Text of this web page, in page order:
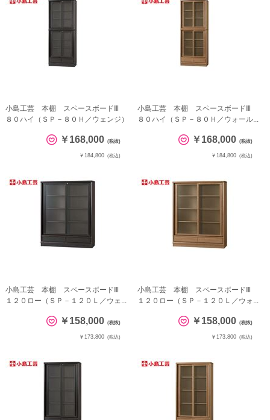
小島工芸 本棚 スペースボードⅢ
８０ハイ（ＳＰ－８０Ｈ／ウェンジ）
￥168,000 (税抜)
￥184,800 (税込)
小島工芸 本棚 スペースボードⅢ
８０ハイ（ＳＰ－８０Ｈ／ウォール...
￥168,000 (税抜)
￥184,800 (税込)
小島工芸 本棚 スペースボードⅢ
１２０ロー（ＳＰ－１２０Ｌ／ウェ...
￥158,000 (税抜)
￥173,800 (税込)
小島工芸 本棚 スペースボードⅢ
１２０ロー（ＳＰ－１２０Ｌ／ウォ...
￥158,000 (税抜)
￥173,800 (税込)